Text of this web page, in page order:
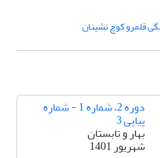
قلمرو کوچ نشینان
دوره 2، شماره 1 - شماره
پیاپی 3
بهار و تابستان
شهریور 1401